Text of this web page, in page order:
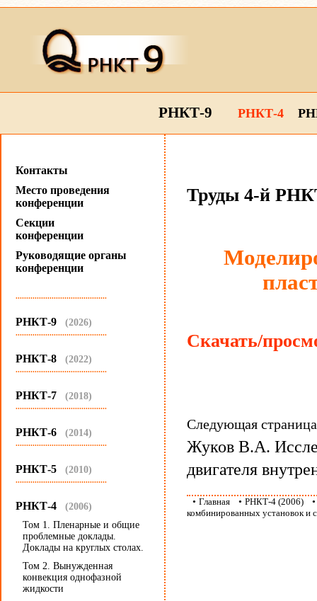
РНКТ-9 РНКТ-4
Контакты
Место проведения
конференции
Секции
конференции
Руководящие органы
конференции
...........................................
РНКТ-9 (2026)
...........................................
РНКТ-8 (2022)
...........................................
РНКТ-7 (2018)
...........................................
РНКТ-6 (2014)
...........................................
РНКТ-5 (2010)
...........................................
РНКТ-4 (2006)
Том 1. Пленарные и общие
проблемные доклады.
Доклады на круглых столах.
Том 2. Вынужденная
конвекция однофазной
жидкости
Труды 4-й
Скачать/
Следующая
Жуков В.А.
двигателя
• Главная • РНКТ-4 (2006)
комбинированных установок и